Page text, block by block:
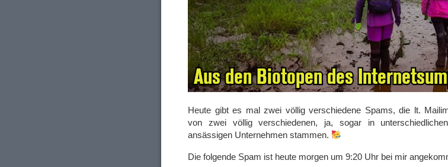
Heute gibt es mal zwei völlig verschiedene Spams, die lt.
von zwei völlig verschiedenen, ja, sogar in
ansässigen Unternehmen stammen.
Die folgende Spam ist heute morgen um 9:20 Uhr bei mir